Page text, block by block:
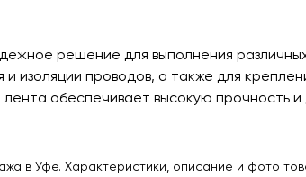
решение для выполнения
изоляции проводов, а также для
обеспечивает высокую прочность и
в Уфе. Характеристики, описание и фото